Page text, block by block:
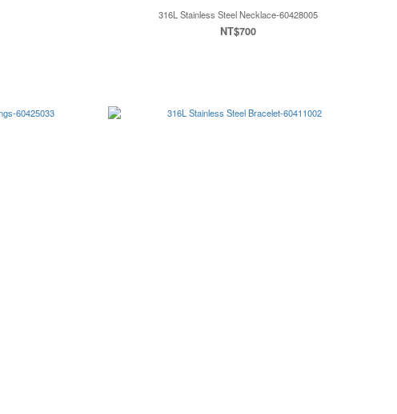
316L Stainless Steel Necklace-60428005
NT$700